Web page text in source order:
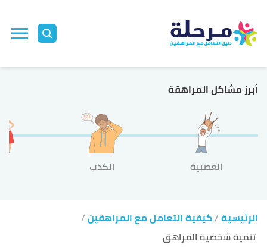
أبرز مشاكل المراهقة
العصبية الكذب
الرئيسية كيفية التعامل مع المراهقين
تنمية شخصية المراهق